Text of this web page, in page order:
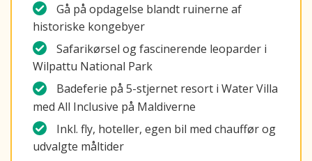
Gå på opdagelse blandt ruinerne af
historiske kongebyer
Safarikørsel og fascinerende leoparder i
Wilpattu National Park
Badeferie på 5-stjernet resort i Water Villa
med All Inclusive på Maldiverne
Inkl. fly, hoteller, egen bil med chauffør og
udvalgte måltider